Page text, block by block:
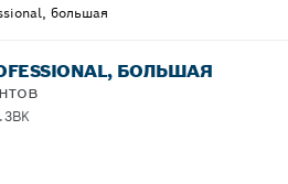
большая
БОЛЬШАЯ